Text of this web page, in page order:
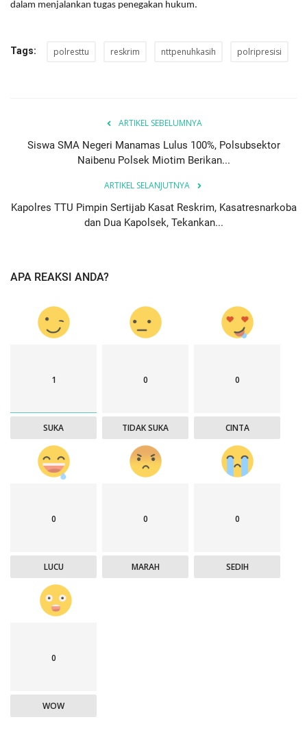
dalam menjalankan tugas penegakan hukum.
Tags: polresttu reskrim nttpenuhkasih polripresisi
ARTIKEL SEBELUMNYA
Siswa SMA Negeri Manamas Lulus 100%, Polsubsektor
Naibenu Polsek Miotim Berikan...
ARTIKEL SELANJUTNYA
Kapolres TTU Pimpin Sertijab Kasat Reskrim, Kasatresnarkoba
dan Dua Kapolsek, Tekankan...
APA REAKSI ANDA?
1
SUKA
0
TIDAK SUKA
0
CINTA
0
LUCU
0
MARAH
0
SEDIH
0
WOW